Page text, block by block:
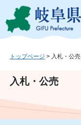
ジ
ュ
文
トップページ > 入札・公売
入札・公売